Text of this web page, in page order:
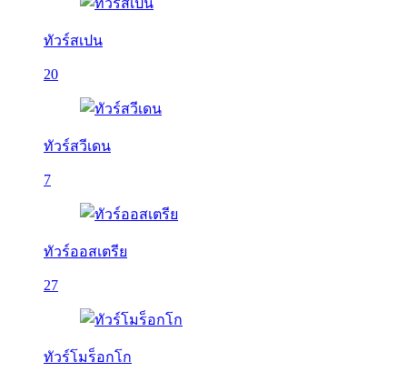
ทัวร์สเปน
20
ทัวร์สวีเดน
7
ทัวร์ออสเตรีย
27
ทัวร์โมร็อกโก